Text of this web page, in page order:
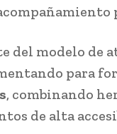
del modelo de
para
, combinando
de alta